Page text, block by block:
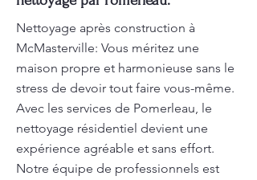
Nettoyage après construction à
McMasterville: Vous méritez une
maison propre et harmonieuse sans le
stress de devoir tout faire vous-même.
Avec les services de Pomerleau, le
nettoyage résidentiel devient une
expérience agréable et sans effort.
Notre équipe de professionnels est